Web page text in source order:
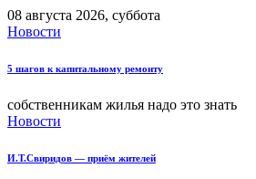
08 августа 2026, суббота
Новости
5 шагов к капитальному ремонту
собственникам жилья надо это знать
Новости
И.Т.Свиридов — приём жителей